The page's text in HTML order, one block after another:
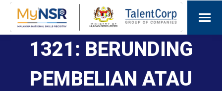
1321: BERUNDING
PEMBELIAN ATAU